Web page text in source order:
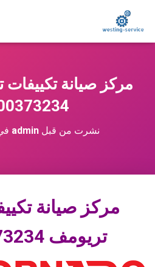
مركز صيانة تكييفات
نشرت من قبلadmin
مركز صيانة
تريومف 01200373234